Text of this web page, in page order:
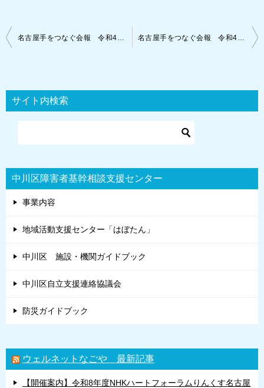
投
ビ
ゲ
ョ
ン
名古屋手をつなぐ会報 令和4年3月号発行しました。 名古屋手をつなぐ会報 令和4年5月号発行しました。
サイト内検索
中川区障害者基幹相談支援センター
事業内容
地域活動支援センター「はぼたん」
中川区 施設・機関ガイドブック
中川区自立支援連絡協議会
防災ガイドブック
ウェルネットなごや 最新記事
【開催案内】令和8年度NHKハートフォーラムりんくす名古屋